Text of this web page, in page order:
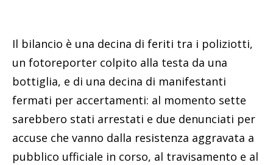
Il bilancio è una decina di feriti tra i poliziotti,
un fotoreporter colpito alla testa da una
bottiglia, e di una decina di manifestanti
fermati per accertamenti: al momento sette
sarebbero stati arrestati e due denunciati per
accuse che vanno dalla resistenza aggravata a
pubblico ufficiale in corso, al travisamento e al